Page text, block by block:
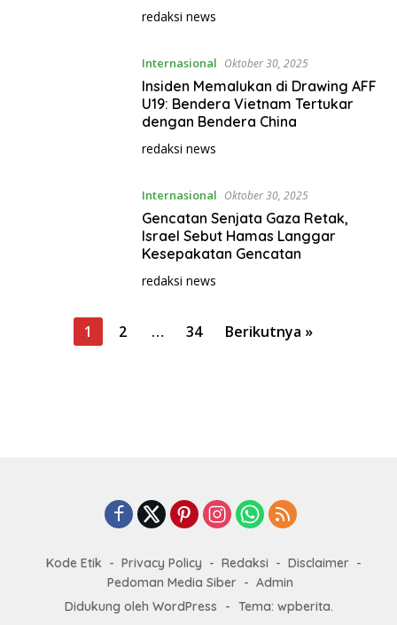
redaksi news
Internasional Oktober 30, 2025
Insiden Memalukan di Drawing AFF
U19: Bendera Vietnam Tertukar
dengan Bendera China
redaksi news
Internasional Oktober 30, 2025
Gencatan Senjata Gaza Retak,
Israel Sebut Hamas Langgar
Kesepakatan Gencatan
redaksi news
1 2 … 34 Berikutnya »
Kode Etik Privacy Policy Redaksi
Disclaimer
Pedoman Media Siber
Admin
Didukung oleh WordPress
- Tema: wpberita.